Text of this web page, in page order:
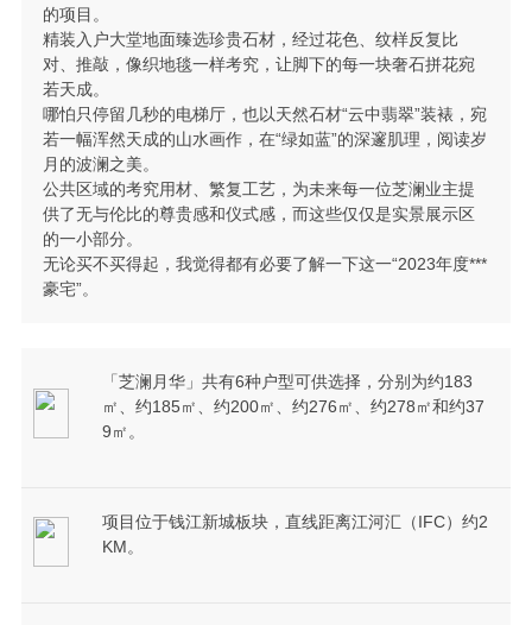
的项目。
精装入户大堂地面臻选珍贵石材，经过花色、纹样反复比
对、推敲，像织地毯一样考究，让脚下的每一块奢石拼花宛
若天成。
哪怕只停留几秒的电梯厅，也以天然石材“云中翡翠”装裱，宛
若一幅浑然天成的山水画作，在“绿如蓝”的深邃肌理，阅读岁
月的波澜之美。
公共区域的考究用材、繁复工艺，为未来每一位芝澜业主提
供了无与伦比的尊贵感和仪式感，而这些仅仅是实景展示区
的一小部分。
无论买不买得起，我觉得都有必要了解一下这一“2023年度***
豪宅”。
「芝澜月华」共有6种户型可供选择，分别为约183
㎡、约185㎡、约200㎡、约276㎡、约278㎡和约37
9㎡。
项目位于钱江新城板块，直线距离江河汇（IFC）约2
KM。